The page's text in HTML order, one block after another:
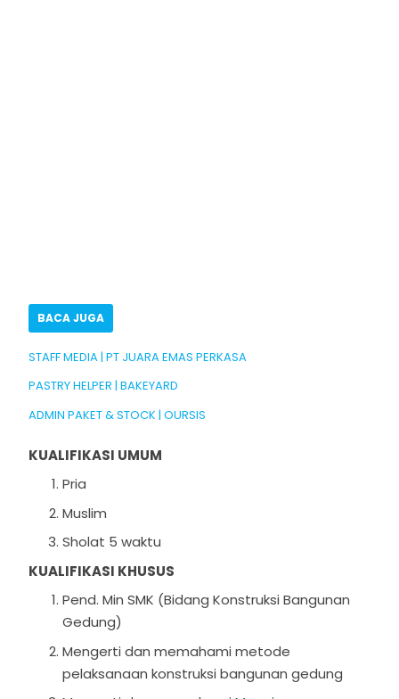
BACA JUGA
STAFF MEDIA | PT JUARA EMAS PERKASA
PASTRY HELPER | BAKEYARD
ADMIN PAKET & STOCK | OURSIS
KUALIFIKASI UMUM
Pria
Muslim
Sholat 5 waktu
KUALIFIKASI KHUSUS
Pend. Min SMK (Bidang Konstruksi Bangunan
Gedung)
Mengerti dan memahami metode
pelaksanaan konstruksi bangunan gedung